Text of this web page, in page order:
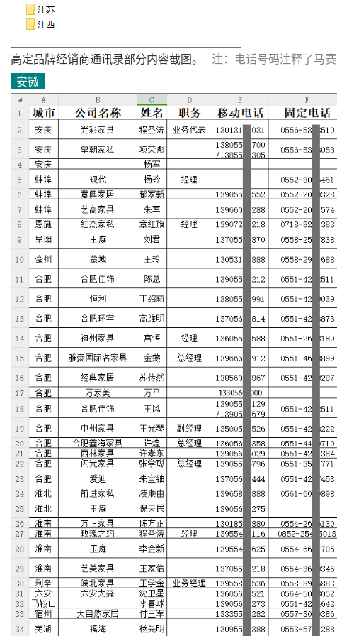
高定品牌经销商通讯录部分内容截图。 注：电话号码注释了马
安徽